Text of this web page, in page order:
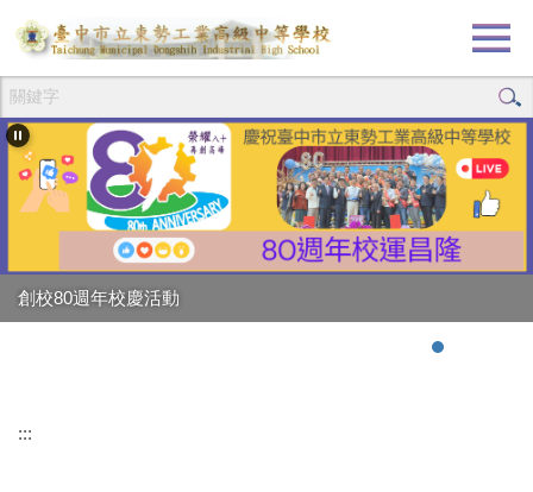
跳
到
要
內
容
區
創校80週年校慶活動
:::